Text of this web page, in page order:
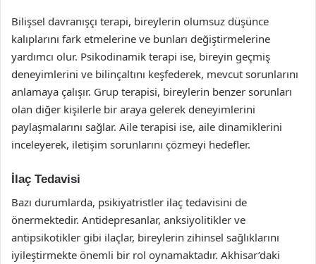
Bilişsel davranışçı terapi, bireylerin olumsuz düşünce
kalıplarını fark etmelerine ve bunları değiştirmelerine
yardımcı olur. Psikodinamik terapi ise, bireyin geçmiş
deneyimlerini ve bilinçaltını keşfederek, mevcut sorunlarını
anlamaya çalışır. Grup terapisi, bireylerin benzer sorunları
olan diğer kişilerle bir araya gelerek deneyimlerini
paylaşmalarını sağlar. Aile terapisi ise, aile dinamiklerini
inceleyerek, iletişim sorunlarını çözmeyi hedefler.
İlaç Tedavisi
Bazı durumlarda, psikiyatristler ilaç tedavisini de
önermektedir. Antidepresanlar, anksiyolitikler ve
antipsikotikler gibi ilaçlar, bireylerin zihinsel sağlıklarını
iyileştirmekte önemli bir rol oynamaktadır. Akhisar’daki